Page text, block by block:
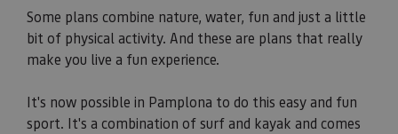
Some plans combine nature, water, fun and just a little
bit of physical activity. And these are plans that really
make you live a fun experience.
It's now possible in Pamplona to do this easy and fun
sport. It's a combination of surf and kayak and comes